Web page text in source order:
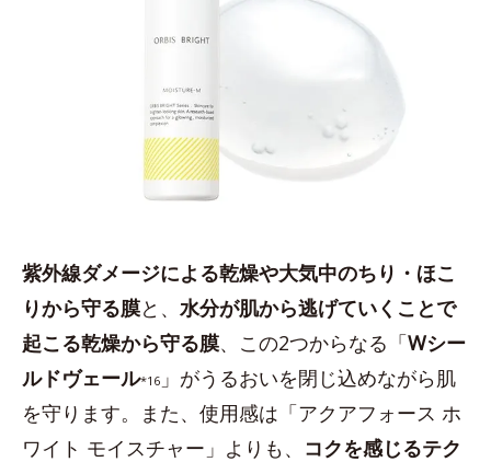
紫外線ダメージによる乾燥や大気中のちり・ほこ
りから守る膜と、 水分が肌から逃げていくことで
起こる乾燥から守る膜、この2つからなる「Wシー
ルドヴェール*16 」がうるおいを閉じ込めながら肌
を守ります。また、使用感は「アクアフォース ホ
ワイト モイスチャー」よりも、 コクを感じるテク